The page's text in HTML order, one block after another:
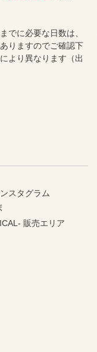
でに必要な日数は、
りますのでご確認下
より異なります（出
スタグラム
販売エリア